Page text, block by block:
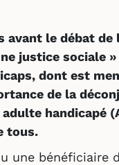
avant le débat
justice sociale
dont est
de la
handicapé
tous.
une bénéficiaire